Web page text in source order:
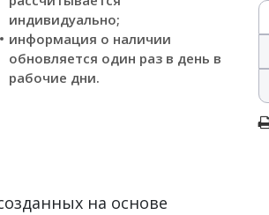
индивидуально;
информация о наличии
обновляется один раз в день в
рабочие дни.
на основе